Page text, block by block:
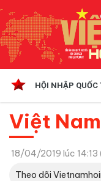
HỘI NHẬP QUỐC
Việt
18/04/2019 lúc 14:13
Theo dõi